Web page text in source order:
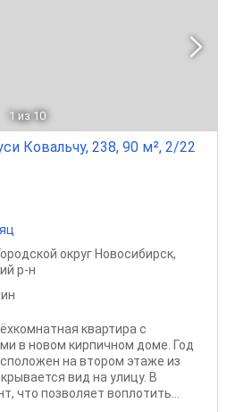
1 из 10
Ковальчу, 238, 90 м², 2/22
округ Новосибирск,
р-н
квартира с
в новом кирпичном доме. Год
на втором этаже из
вид на улицу. В
что позволяет воплотить...